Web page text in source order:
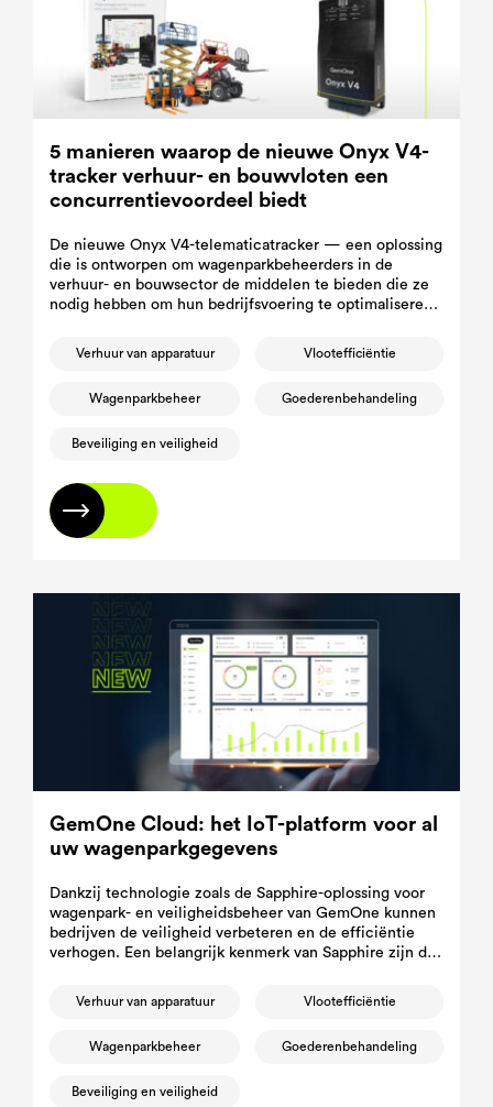
5 manieren waarop de nieuwe Onyx V4-
tracker verhuur- en bouwvloten een
concurrentievoordeel biedt
De nieuwe Onyx V4-telematicatracker — een oplossing
die is ontworpen om wagenparkbeheerders in de
verhuur- en bouwsector de middelen te bieden die ze
nodig hebben om hun bedrijfsvoering te optimaliseren,
beveiligen.
Verhuur van apparatuur Vlootefficiëntie
Wagenparkbeheer Goederenbehandeling
Beveiliging en veiligheid
Lees meer
GemOne Cloud: het IoT-platform voor al
uw wagenparkgegevens
Dankzij technologie zoals de Sapphire-oplossing voor
wagenpark- en veiligheidsbeheer van GemOne kunnen
bedrijven de veiligheid verbeteren en de efficiëntie
verhogen. Een belangrijk kenmerk van Sapphire zijn de
Verhuur van apparatuur Vlootefficiëntie
Wagenparkbeheer Goederenbehandeling
Beveiliging en veiligheid